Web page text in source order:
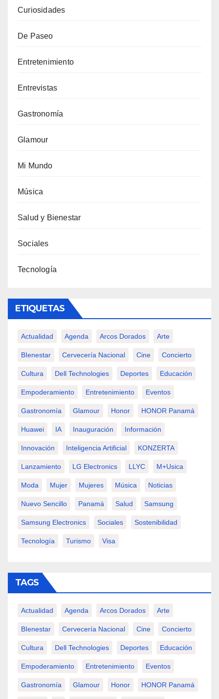
Curiosidades
De Paseo
Entretenimiento
Entrevistas
Gastronomía
Glamour
Mi Mundo
Música
Salud y Bienestar
Sociales
Tecnología
ETIQUETAS
Actualidad Agenda Arcos Dorados Arte
BIenestar Cervecería Nacional Cine Concierto
Cultura Dell Technologies Deportes Educación
Empoderamiento Entretenimiento Eventos
Gastronomía Glamour Honor HONOR Panamá
Huawei IA Inauguración Información
Innovación Inteligencia Artificial KONZERTA
Lanzamiento LG Electronics LLYC M+usica
Moda Mujer Mujeres Música Noticias
Nuevo Sencillo Panamá Salud Samsung
Samsung Electronics Sociales Sostenibilidad
Tecnología Turismo Visa
TAGS
Actualidad Agenda Arcos Dorados Arte
BIenestar Cervecería Nacional Cine Concierto
Cultura Dell Technologies Deportes Educación
Empoderamiento Entretenimiento Eventos
Gastronomía Glamour Honor HONOR Panamá